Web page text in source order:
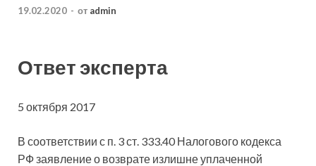
19.02.2020 - от admin
Ответ эксперта
5 октября 2017
В соответствии с п. 3 ст. 333.40 Налогового кодекса
РФ заявление о возврате излишне уплаченной